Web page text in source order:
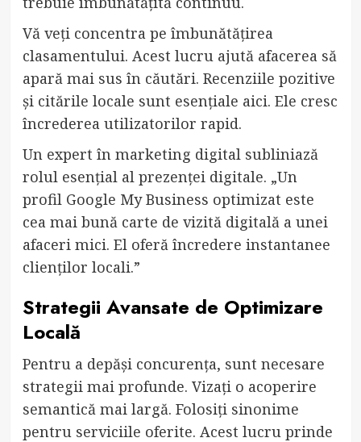
Vă veți concentra pe îmbunătățirea
clasamentului. Acest lucru ajută afacerea să
apară mai sus în căutări. Recenziile pozitive
și citările locale sunt esențiale aici. Ele cresc
încrederea utilizatorilor rapid.
Un expert în marketing digital subliniază
rolul esențial al prezenței digitale. „Un
profil Google My Business optimizat este
cea mai bună carte de vizită digitală a unei
afaceri mici. El oferă încredere instantanee
clienților locali.”
Strategii Avansate de Optimizare
Locală
Pentru a depăși concurența, sunt necesare
strategii mai profunde. Vizați o acoperire
semantică mai largă. Folosiți sinonime
pentru serviciile oferite. Acest lucru prinde